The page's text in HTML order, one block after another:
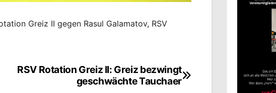
Greiz II gegen Rasul Galamatov, RSV
RSV Rotation Greiz II: Greiz bezwingt
geschwächte Tauchaer